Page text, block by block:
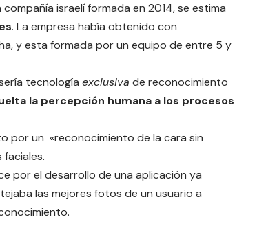
israelí formada en 2014, se estima
. La empresa había obtenido con
y esta formada por un equipo de entre 5 y
tecnología exclusiva de reconocimiento
la percepción humana a los procesos
por un «reconocimiento de la cara sin
por el desarrollo de una aplicación ya
las mejores fotos de un usuario a